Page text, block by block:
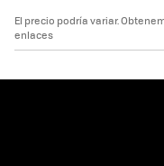
El precio podría variar.
enlaces